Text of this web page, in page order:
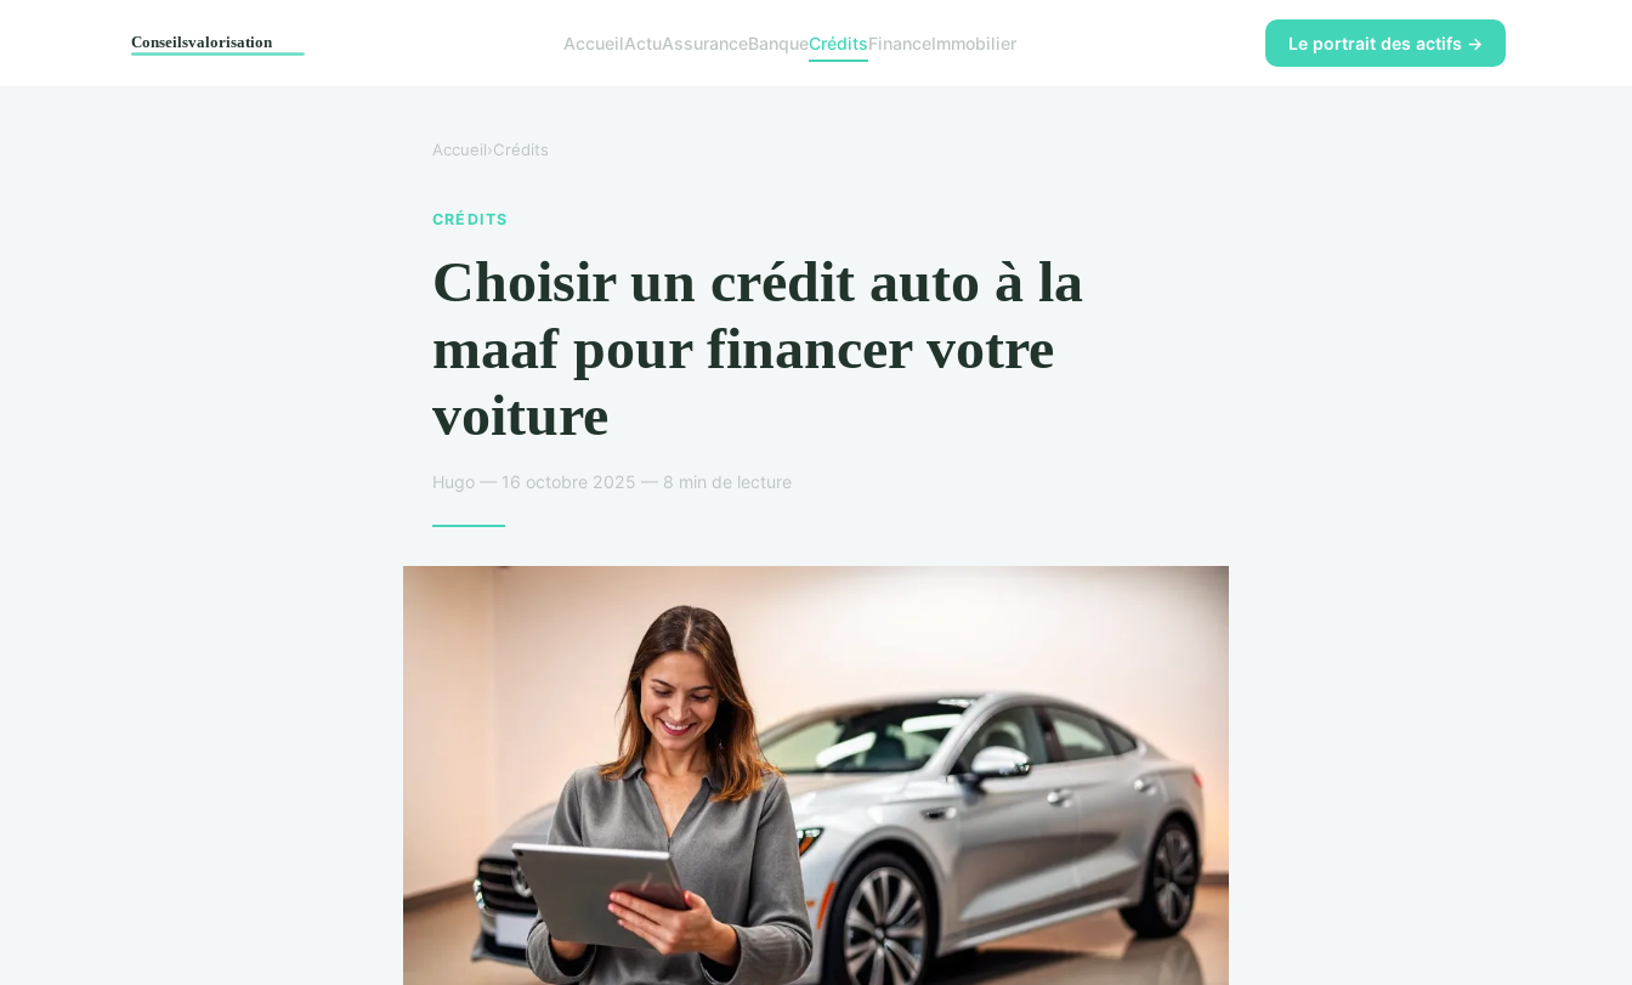
AccueilActuAssuranceBanqueCréditsFinanceImmobilier Le portrait des actifs →
Accueil›Crédits
CRÉDITS
Choisir un crédit auto à la
maaf pour financer votre
voiture
Hugo — 16 octobre 2025 — 8 min de lecture